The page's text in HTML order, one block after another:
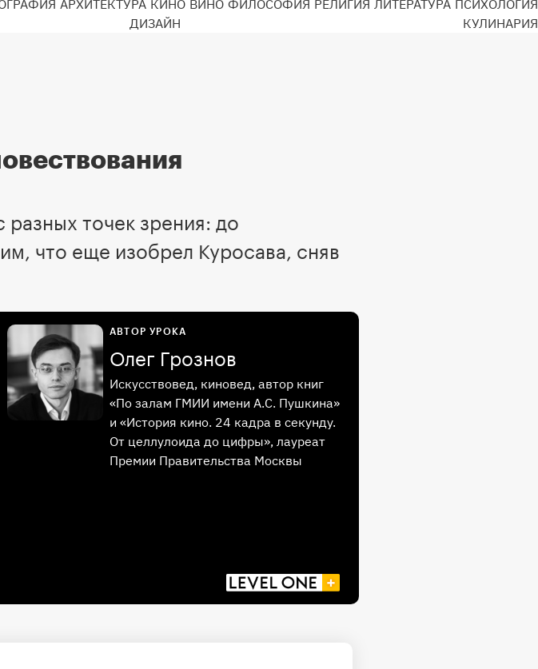
АРХИТЕКТУРА КИНО ВИНО ФИЛОСОФИЯ РЕЛИГИЯ ЛИТЕРАТУРА ПСИХОЛОГИЯ
ДИЗАЙН КУЛИНАРИЯ
разных точек зрения: до
что еще изобрел Куросава, сняв
АВТОР УРОКА
Олег Грознов
Искусствовед, киновед, автор книг
«По залам ГМИИ имени А.С. Пушкина»
и «История кино. 24 кадра в секунду.
От целлулоида до цифры», лауреат
Премии Правительства Москвы